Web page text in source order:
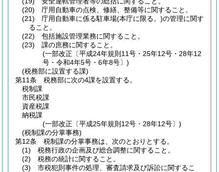
(20)
庁用自動車の点検、修繕、整備等に関すること。
(21)
庁用自動車に係る駐車場(本庁に限る。)の管理に関す
ること。
(22)
包括施設管理業務に関すること。
(23)
課の庶務に関すること。
(一部改正〔平成24年規則11号・25年12号・28年12
号・令和4年5号・6年8号〕)
(税務部に設置する課)
第11条
税務部に次の4課を設置する。
税制課
市民税課
資産税課
納税課
(一部改正〔平成25年規則12号・28年12号〕)
(税制課の分掌事務)
第12条
税制課の分掌事務は、次のとおりとする。
(1)
税務行政の企画及び総合調整に関すること。
(2)
税務の統計に関すること。
(3)
市税犯則事件の処理、審査請求及び訴訟に関するこ